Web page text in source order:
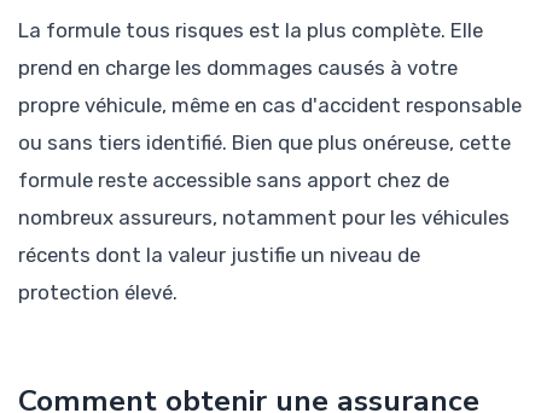
La formule tous risques est la plus complète. Elle
prend en charge les dommages causés à votre
propre véhicule, même en cas d'accident responsable
ou sans tiers identifié. Bien que plus onéreuse, cette
formule reste accessible sans apport chez de
nombreux assureurs, notamment pour les véhicules
récents dont la valeur justifie un niveau de
protection élevé.
Comment obtenir une assurance